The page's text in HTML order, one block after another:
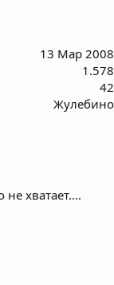
13 Мар 2008
1.578
42
Жулебино
хватает....